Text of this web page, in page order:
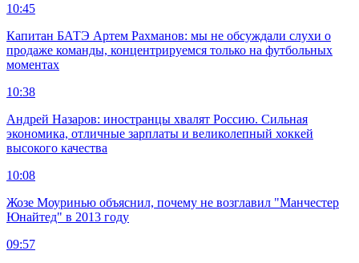
10:45
Капитан БАТЭ Артем Рахманов: мы не обсуждали слухи о
продаже команды, концентрируемся только на футбольных
моментах
10:38
Андрей Назаров: иностранцы хвалят Россию. Сильная
экономика, отличные зарплаты и великолепный хоккей
высокого качества
10:08
Жозе Моуринью объяснил, почему не возглавил "Манчестер
Юнайтед" в 2013 году
09:57